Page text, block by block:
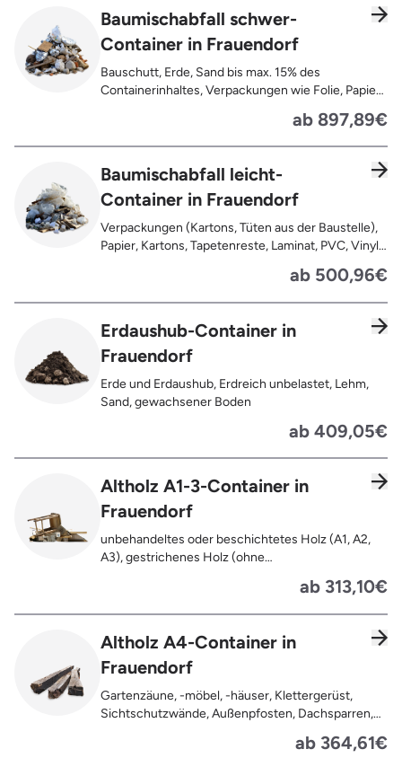
Baumischabfall schwer-
Container in Frauendorf
Bauschutt, Erde, Sand bis max. 15% des
Containerinhaltes, Verpackungen wie Folie, Papier,
Kunststoffe, Gummi, Styropor, Holz (z.B.
Teppiche, Gardinen, Gipswände/
Trockenbauwände, Metalle, Bleche, Rohre, Kabel,
Gebinde wie Dosen, Fässer, Eimer,
Sauerkrautplatten
ab 897,89€
Baumischabfall leicht-
Container in Frauendorf
Verpackungen (Kartons, Tüten aus der Baustelle),
Papier, Kartons, Tapetenreste, Laminat, PVC, Vinyl,
Kunststoffe, Folien, Gummi, Styropor, Holz (z.B.
Spanplatten, Bauholz, Paletten), Textilien wie
Teppiche, Gardinen, Gipswände/
Türen für den Innenbereich, Restentleerte
Gebinde wie Dosen, Fässer, Eimer,
gesamten Containerinhalts
ab 500,96€
Erdaushub-Container in
Frauendorf
Erde und Erdaushub, Erdreich unbelastet, Lehm,
Sand, gewachsener Boden
ab 409,05€
Altholz A1-3-Container in
Frauendorf
unbehandeltes oder beschichtetes Holz (A1, A2,
A3), gestrichenes Holz (ohne
Oberflächenbehandlung wie Anstrich, Lasur,
Lackierung ), kleine Anhaftungen wie Nägel,
Schrauben oder Scharniere , Möbel und Türen,
Holz (z.B. Paletten, Bauholz),
Holzweichfaserplatten, Holzkisten,
ab 313,10€
Altholz A4-Container in
Frauendorf
Gartenzäune, -möbel, -häuser, Klettergerüst,
Sichtschutzwände, Außenpfosten, Dachsparren,
behandeltes Holz (=schadstoffbelastet),ab 364,61€